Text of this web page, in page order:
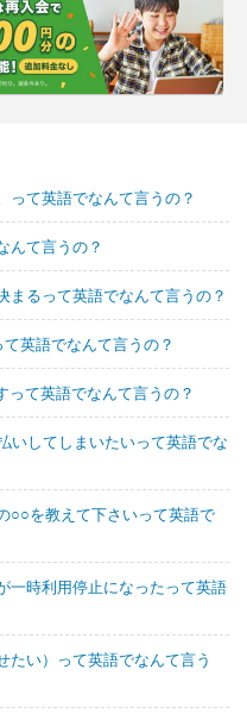
って英語でなんて言うの？
んて言うの？
まるって英語でなんて言うの？
英語でなんて言うの？
って英語でなんて言うの？
いしてしまいたいって英語でな
○○を教えて下さいって英語で
一時利用停止になったって英語
たい）って英語でなんて言う